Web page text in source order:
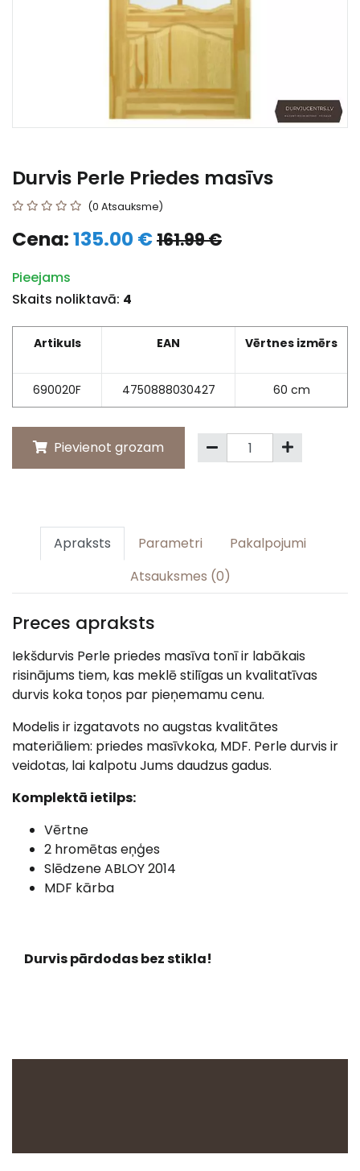
Durvis Perle Priedes masīvs
(0 Atsauksme)
Cena:135.00 €161.99 €
Pieejams
Skaits noliktavā: 4
Artikuls EAN Vērtnes izmērs
690020F 4750888030427 60 cm
Pievienot grozam
Apraksts Parametri
Pakalpojumi
Atsauksmes (0)
Preces apraksts
Iekšdurvis Perle priedes masīva tonī ir labākais
risinājums tiem, kas meklē stilīgas un kvalitatīvas
durvis koka toņos par pieņemamu cenu.
Modelis ir izgatavots no augstas kvalitātes
materiāliem: priedes masīvkoka, MDF. Perle durvis ir
veidotas, lai kalpotu Jums daudzus gadus.
Komplektā ietilps:
Vērtne
2 hromētas eņģes
Slēdzene ABLOY 2014
MDF kārba
Durvis pārdodas bez stikla!